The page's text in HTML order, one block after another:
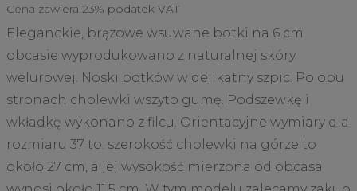
Cena zawiera 23% podatek VAT
Eleganckie, brązowe wsuwane botki na 6 cm
obcasie wyprodukowano z naturalnej skóry
welurowej. Noski botków w delikatny szpic. Po obu
stronach cholewki wszyto gumę. Podszewkę i
wkładkę wykonano z filcu. Orientacyjne wymiary dla
rozmiaru 37 to: szerokość cholewki na górze to
około 27 cm, a jej wysokość mierzona od obcasa